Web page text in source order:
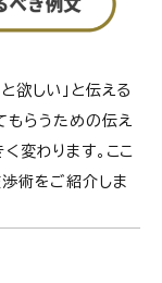
欲しい」と伝える
もらうための伝え
変わります。ここ
術をご紹介しま